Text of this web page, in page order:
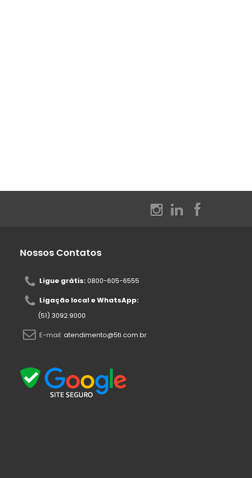
Nossos Contatos
Ligue grátis:0800-605-6555
Ligação local e WhatsApp:
(51) 3092.9000
E-mail: atendimento@5ti.com.br